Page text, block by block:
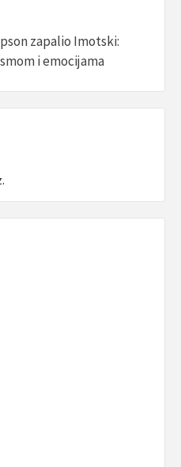
zapalio Imotski:
i emocijama